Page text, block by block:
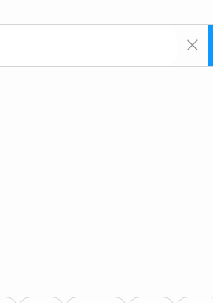
варианты по начальным
подстановочным знаком звёздочкой
если написать в строке запроса
слово "***м***ов", в задании
"Найти" и получаем статью
от названия словаря. Также